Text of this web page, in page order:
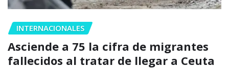
INTERNACIONALES
Asciende a 75 la cifra de migrantes
fallecidos al tratar de llegar a Ceuta